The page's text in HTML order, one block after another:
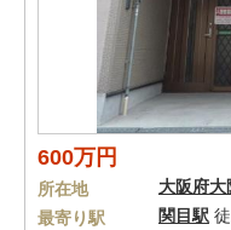
600万円
所在地 大阪府大
最寄り駅
関目駅